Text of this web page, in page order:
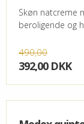
Skøn natcreme
beroligende og
490,00
392,00 DKK